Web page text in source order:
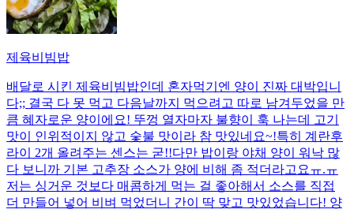
제육비빔밥
배달로 시킨 제육비빔밥인데 혼자먹기엔 양이 진짜 대박입니
다;; 결국 다 못 먹고 다음날까지 먹으려고 따로 남겨두었을 만
큼 혜자로운 양이에요! 뚜껑 열자마자 불향이 훅 나는데 고기
맛이 인위적이지 않고 숯불 맛이라 참 맛있네요~!특히 계란후
라이 2개 올려주는 센스는 굳!! ​다만 밥이랑 야채 양이 워낙 많
다 보니까 기본 고추장 소스가 양에 비해 좀 적더라고요ㅠ.ㅠ
저는 싱거운 것보다 매콤하게 먹는 걸 좋아해서 소스를 직접
더 만들어 넣어 비벼 먹었더니 간이 딱 맞고 맛있었습니다! 양